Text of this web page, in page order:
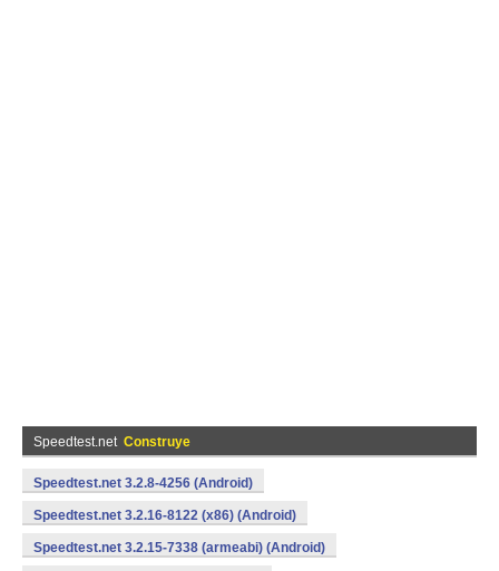
Speedtest.net Construye
Speedtest.net 3.2.8-4256 (Android)
Speedtest.net 3.2.16-8122 (x86) (Android)
Speedtest.net 3.2.15-7338 (armeabi) (Android)